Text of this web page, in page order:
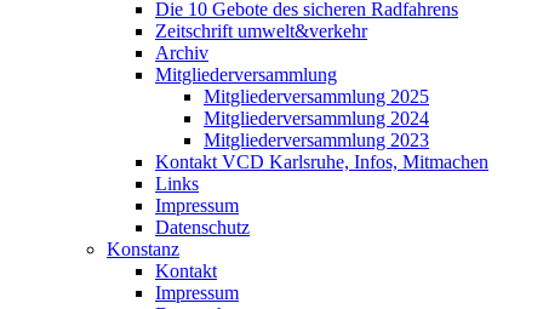
Die 10 Gebote des sicheren Radfahrens
Zeitschrift umwelt&verkehr
Archiv
Mitgliederversammlung
Mitgliederversammlung 2025
Mitgliederversammlung 2024
Mitgliederversammlung 2023
Kontakt VCD Karlsruhe, Infos, Mitmachen
Links
Impressum
Datenschutz
Konstanz
Kontakt
Impressum